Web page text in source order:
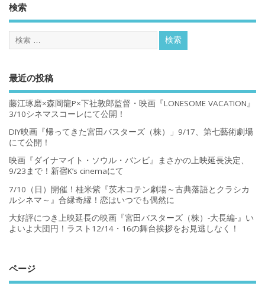
検索
最近の投稿
藤江琢磨×森岡龍P×下社敦郎監督・映画『LONESOME VACATION』
3/10シネマスコーレにて公開！
DIY映画『帰ってきた宮田バスターズ（株）」9/17、第七藝術劇場
にて公開！
映画『ダイナマイト・ソウル・バンビ』まさかの上映延長決定、
9/23まで！新宿K’s cinemaにて
7/10（日）開催！桂米紫『茨木コテン劇場～古典落語とクラシカ
ルシネマ～』合縁奇縁！恋はいつでも偶然に
大好評につき上映延長の映画『宮田バスターズ（株）-大長編-』い
よいよ大団円！ラスト12/14・16の舞台挨拶をお見逃しなく！
ページ